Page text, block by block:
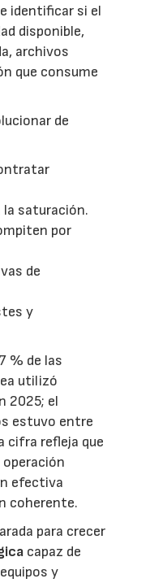
identificar si el
disponible,
archivos
que consume
de
la saturación.
por
de
y
% de las
utilizó
2025; el
estuvo entre
cifra refleja que
efectiva
coherente.
para crecer
capaz de
y